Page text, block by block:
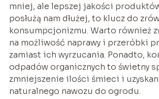
mniej, ale lepszej jakości
posłużą nam dłużej, to klucz do
konsumpcjonizmu. Warto również
na możliwość naprawy i przeróbki
zamiast ich wyrzucania. Ponadto,
odpadów organicznych to świetny
zmniejszenie ilości śmieci i
naturalnego nawozu do ogrodu.